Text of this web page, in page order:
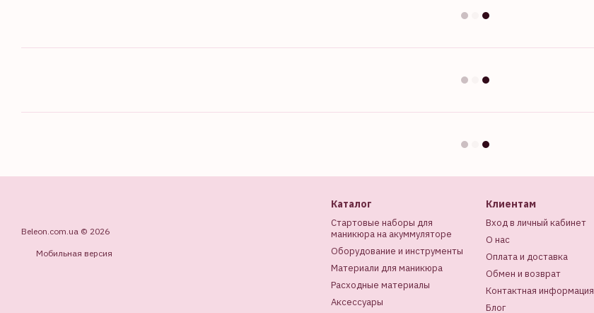
Beleon.com.ua © 2026
Мобильная версия
Каталог
Стартовые наборы для
маникюра на акуммуляторе
Оборудование и инструменты
Материали для маникюра
Расходные материалы
Аксессуары
Клиентам
Вход в личный кабинет
О нас
Оплата и доставка
Обмен и возврат
Контактная информация
Блог